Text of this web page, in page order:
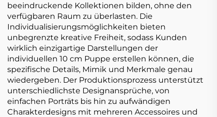
beeindruckende Kollektionen bilden, ohne den
verfügbaren Raum zu überlasten. Die
Individualisierungsmöglichkeiten bieten
unbegrenzte kreative Freiheit, sodass Kunden
wirklich einzigartige Darstellungen der
individuellen 10 cm Puppe erstellen können, die
spezifische Details, Mimik und Merkmale genau
wiedergeben. Der Produktionsprozess unterstützt
unterschiedlichste Designansprüche, von
einfachen Porträts bis hin zu aufwändigen
Charakterdesigns mit mehreren Accessoires und